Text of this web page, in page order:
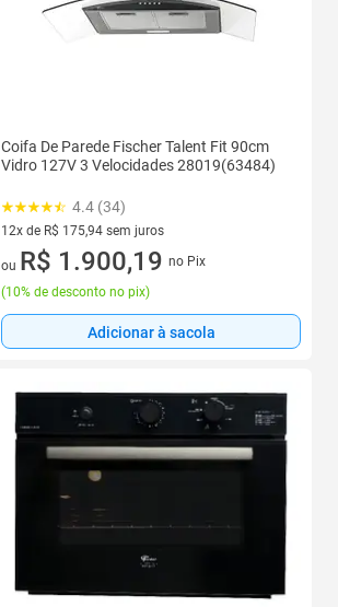
Coifa De Parede Fischer Talent Fit 90cm
Vidro 127V 3 Velocidades 28019(63484)
4.4 (34)
12x de R$ 175,94 sem juros
12 vez de R$ 175,94 sem juros
ou R$ 1.900,19 no Pix
(10% de desconto no pix)
Adicionar à sacola